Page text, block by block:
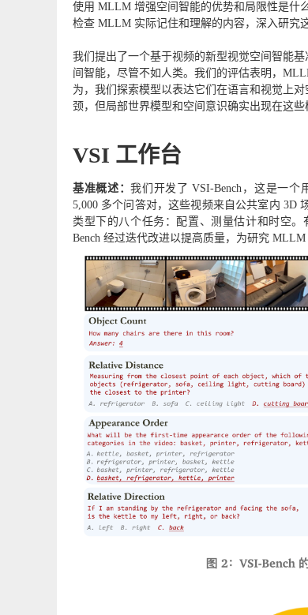
使用 MLLM 增强空间智能的优势和局限性是什
检查 MLLM 实际记住和理解的内容，深入研究
我们提出了一个基于视频的新型视觉空间智能
间智能，尽管不如人类。我们的评估表明，
为，我们探索模型以表达它们在语言和视觉上
颈，但局部世界模型和空间意识确实出现在这些
VSI 工作台
基准概述：我们开发了 VSI-Bench，这是一
5,000 多个问答对，这些视频来自公共室内 3D
类型下的八个任务：配置、测量估计和时空
Bench 经过迭代改进以提高质量，为研究